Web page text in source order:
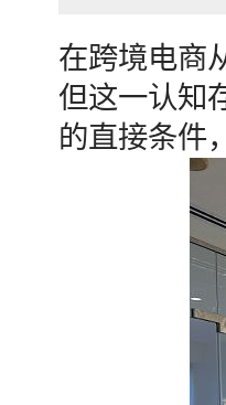
在跨境电商
但这一认知
的直接条件